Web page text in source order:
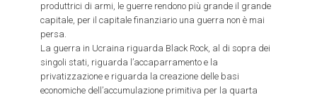
produttrici di armi, le guerre rendono più grande il grande
capitale, per il capitale finanziario una guerra non è mai
persa.
La guerra in Ucraina riguarda Black Rock, al di sopra dei
singoli stati, riguarda l’accaparramento e la
privatizzazione e riguarda la creazione delle basi
economiche dell’accumulazione primitiva per la quarta